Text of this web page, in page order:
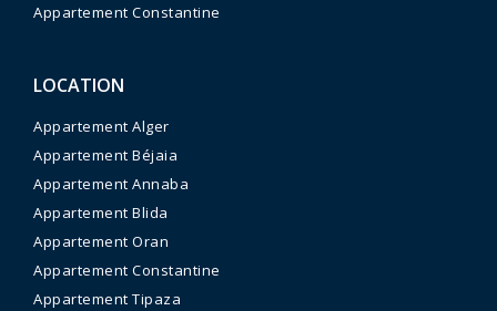
Appartement Constantine
LOCATION
Appartement Alger
Appartement Béjaia
Appartement Annaba
Appartement Blida
Appartement Oran
Appartement Constantine
Appartement Tipaza